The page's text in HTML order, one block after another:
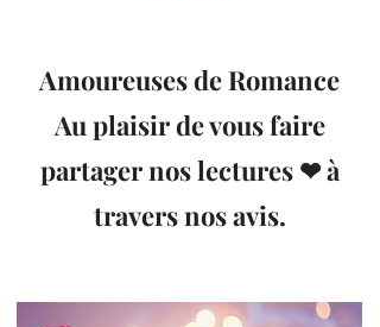
Amoureuses de Romance
Au plaisir de vous faire
partager nos lectures ❤ à
travers nos avis.